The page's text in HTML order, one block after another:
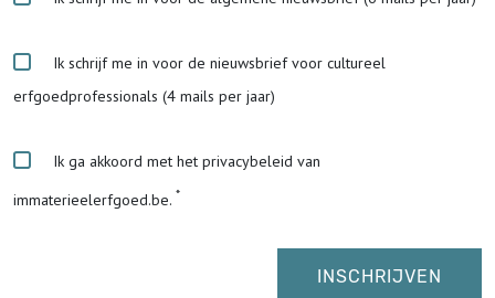
Ik schrijf me in voor de nieuwsbrief voor cultureel
erfgoedprofessionals (4 mails per jaar)
Ik ga akkoord met het privacybeleid van
immaterieelerfgoed.be.